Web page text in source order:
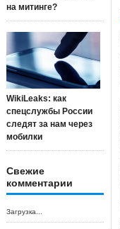
на митинге?
WikiLeaks: как
спецслужбы России
следят за нам через
мобилки
Свежие
комментарии
Загрузка...